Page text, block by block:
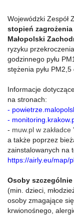
Wojewódzki Zespół
stopień
Małopolski
ryzyku
godzinnego pyłu
stężenia pyłu
Informacje
na stronach:
-
-
- muw.pl w
a także poprzez
zainstalowanych na
https://airly.eu/map/
Osoby
(min. dzieci,
osoby zmagające
krwionośnego,